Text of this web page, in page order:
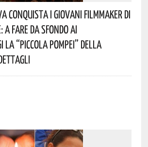
Conquista I Giovani Filmmaker Di
A Fare Da Sfondo Ai
“Piccola Pompei” Della